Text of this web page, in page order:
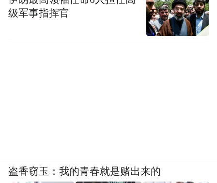
级军事指挥官
盗香窃玉：我的青春就是赌出来的